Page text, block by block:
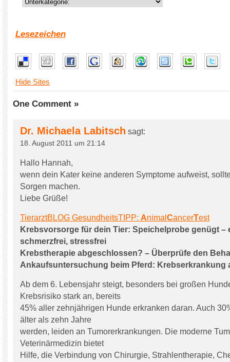
Lesezeichen
Hide Sites
One Comment »
Dr. Michaela Labitsch sagt:
18. August 2011 um 21:14
Hallo Hannah,
wenn dein Kater keine anderen Symptome aufweist,
Sorgen machen.
Liebe Grüße!
TierarztBLOG GesundheitsTIPP: Animal CancerTest
Krebsvorsorge für dein Tier: Speichelprobe genügt –
schmerzfrei, stressfrei
Krebstherapie abgeschlossen? – Überprüfe den
Ankaufsuntersuchung beim Pferd: Krebserkrankung
Ab dem 6. Lebensjahr steigt, besonders bei großen
Krebsrisiko stark an, bereits
45% aller zehnjährigen Hunde erkranken daran. Auch
älter als zehn Jahre
werden, leiden an Tumorerkrankungen. Die moderne
Veterinärmedizin bietet
Hilfe, die Verbindung von Chirurgie, Strahlentherapie,